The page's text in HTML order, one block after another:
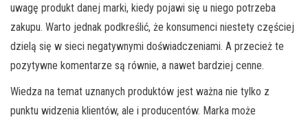
uwagę produkt danej marki, kiedy pojawi się u niego potrzeba
zakupu. Warto jednak podkreślić, że konsumenci niestety częściej
dzielą się w sieci negatywnymi doświadczeniami. A przecież te
pozytywne komentarze są równie, a nawet bardziej cenne.
Wiedza na temat uznanych produktów jest ważna nie tylko z
punktu widzenia klientów, ale i producentów. Marka może